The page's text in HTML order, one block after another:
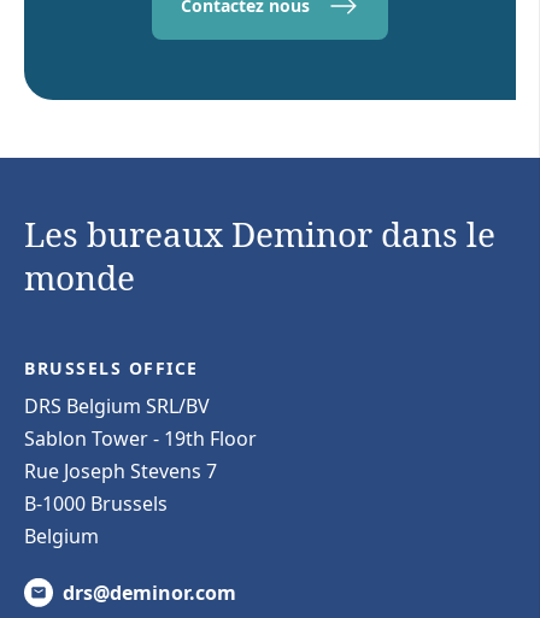
Contactez nous
Les bureaux Deminor dans le
monde
BRUSSELS OFFICE
DRS Belgium SRL/BV
Sablon Tower - 19th Floor
Rue Joseph Stevens 7
B-1000 Brussels
Belgium
drs@deminor.com